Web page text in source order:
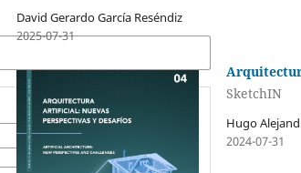
David Gerardo García Reséndiz
2025-07-31
SketchIN
Hugo
2024-07-31